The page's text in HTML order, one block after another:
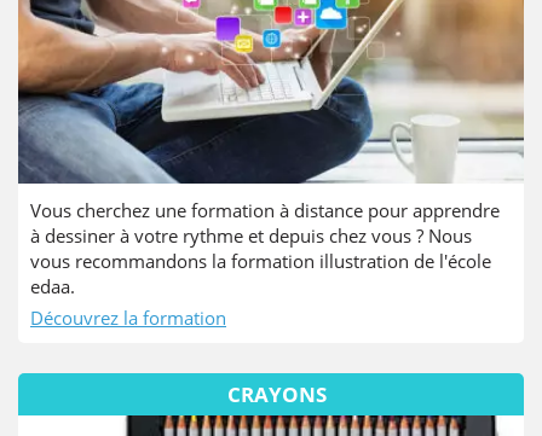
Vous cherchez une formation à distance pour apprendre
à dessiner à votre rythme et depuis chez vous ? Nous
vous recommandons la formation illustration de l'école
edaa.
Découvrez la formation
CRAYONS